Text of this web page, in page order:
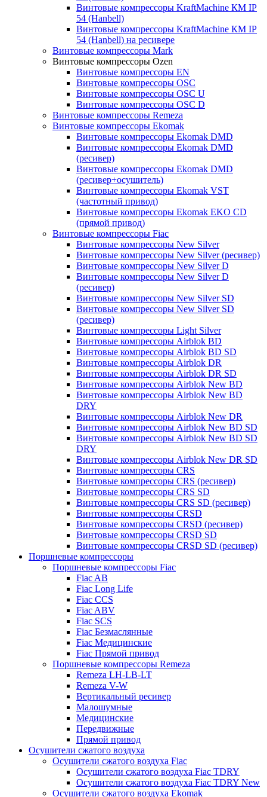
Винтовые компрессоры KraftMachine КМ IP
54 (Hanbell)
Винтовые компрессоры KraftMachine КМ IP
54 (Hanbell) на ресивере
Винтовые компрессоры Mark
Винтовые компрессоры Ozen
Винтовые компрессоры EN
Винтовые компрессоры OSC
Винтовые компрессоры OSC U
Винтовые компрессоры OSC D
Винтовые компрессоры Remeza
Винтовые компрессоры Ekomak
Винтовые компрессоры Ekomak DMD
Винтовые компрессоры Ekomak DMD
(ресивер)
Винтовые компрессоры Ekomak DMD
(ресивер+осушитель)
Винтовые компрессоры Ekomak VST
(частотный привод)
Винтовые компрессоры Ekomak EKO CD
(прямой привод)
Винтовые компрессоры Fiac
Винтовые компрессоры New Silver
Винтовые компрессоры New Silver (ресивер)
Винтовые компрессоры New Silver D
Винтовые компрессоры New Silver D
(ресивер)
Винтовые компрессоры New Silver SD
Винтовые компрессоры New Silver SD
(ресивер)
Винтовые компрессоры Light Silver
Винтовые компрессоры Airblok BD
Винтовые компрессоры Airblok BD SD
Винтовые компрессоры Airblok DR
Винтовые компрессоры Airblok DR SD
Винтовые компрессоры Airblok New BD
Винтовые компрессоры Airblok New BD
DRY
Винтовые компрессоры Airblok New DR
Винтовые компрессоры Airblok New BD SD
Винтовые компрессоры Airblok New BD SD
DRY
Винтовые компрессоры Airblok New DR SD
Винтовые компрессоры CRS
Винтовые компрессоры CRS (ресивер)
Винтовые компрессоры CRS SD
Винтовые компрессоры CRS SD (ресивер)
Винтовые компрессоры CRSD
Винтовые компрессоры CRSD (ресивер)
Винтовые компрессоры CRSD SD
Винтовые компрессоры CRSD SD (ресивер)
Поршневые компрессоры
Поршневые компрессоры Fiac
Fiac AB
Fiac Long Life
Fiac CCS
Fiac ABV
Fiac SCS
Fiac Безмаслянные
Fiac Медицинские
Fiac Прямой привод
Поршневые компрессоры Remeza
Remeza LH-LB-LT
Remeza V-W
Вертикальный ресивер
Малошумные
Медицинские
Передвижные
Прямой привод
Осушители сжатого воздуха
Осушители сжатого воздуха Fiac
Осушители сжатого воздуха Fiac TDRY
Осушители сжатого воздуха Fiac TDRY New
Осушители сжатого воздуха Ekomak